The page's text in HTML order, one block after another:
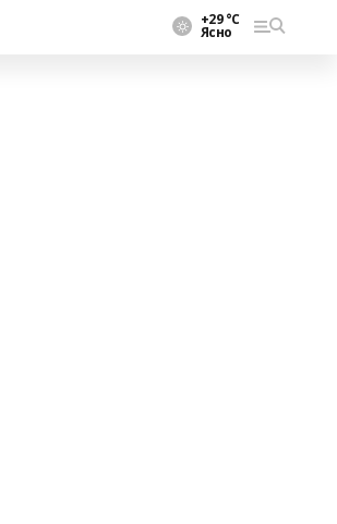
+29 °С
Ясно